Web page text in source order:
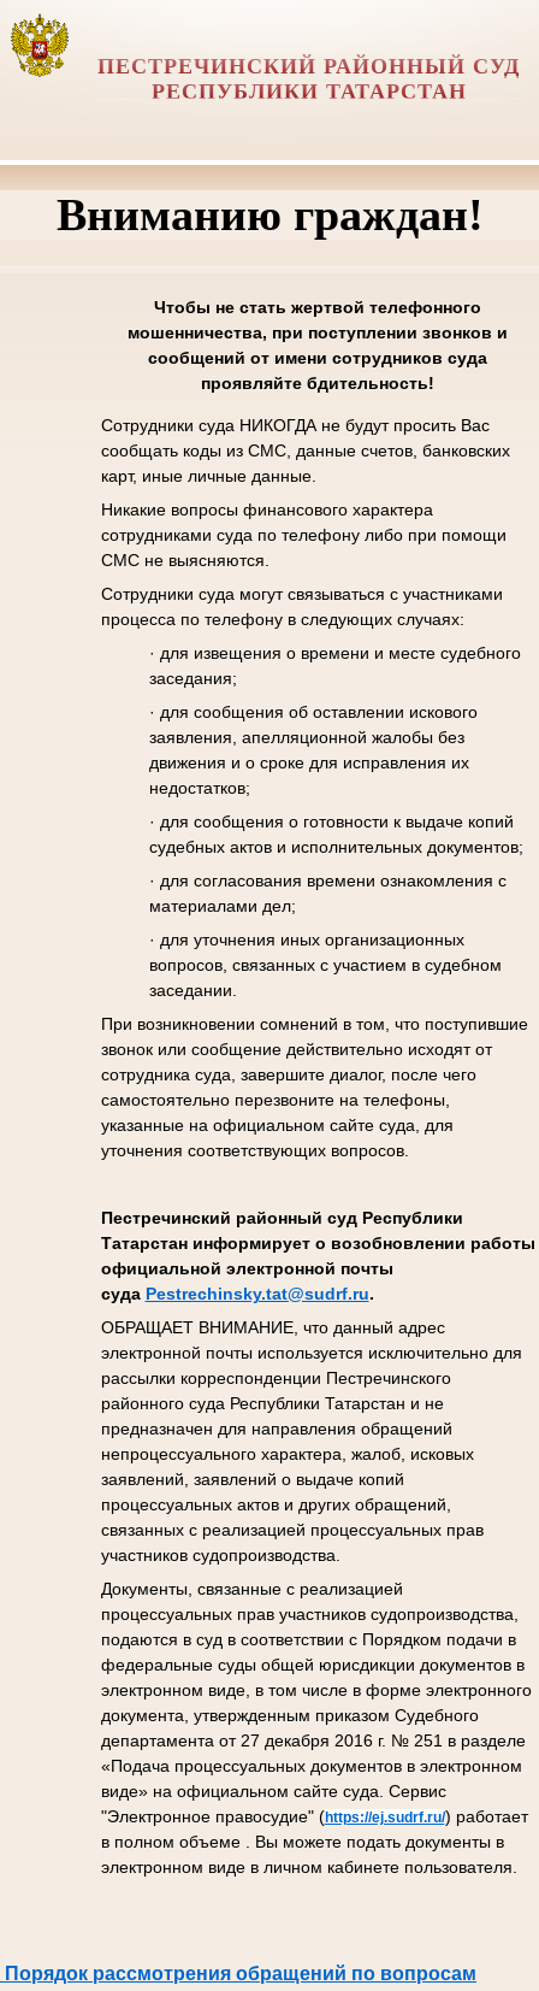
ПЕСТРЕЧИНСКИЙ РАЙОННЫЙ СУД
РЕСПУБЛИКИ ТАТАРСТАН
Вниманию граждан!
Чтобы не стать жертвой телефонного
мошенничества, при поступлении звонков и
сообщений от имени сотрудников суда
проявляйте бдительность!
Сотрудники суда НИКОГДА не будут просить Вас
сообщать коды из СМС, данные счетов, банковских
карт, иные личные данные.
Никакие вопросы финансового характера
сотрудниками суда по телефону либо при помощи
СМС не выясняются.
Сотрудники суда могут связываться с участниками
процесса по телефону в следующих случаях:
· для извещения о времени и месте судебного
заседания;
· для сообщения об оставлении искового
заявления, апелляционной жалобы без
движения и о сроке для исправления их
недостатков;
· для сообщения о готовности к выдаче копий
судебных актов и исполнительных документов;
· для согласования времени ознакомления с
материалами дел;
· для уточнения иных организационных
вопросов, связанных с участием в судебном
заседании.
При возникновении сомнений в том, что поступившие
звонок или сообщение действительно исходят от
сотрудника суда, завершите диалог, после чего
самостоятельно перезвоните на телефоны,
указанные на официальном сайте суда, для
уточнения соответствующих вопросов.
Пестречинский районный суд Республики
Татарстан информирует о возобновлении работы
официальной электронной почты
суда Pestrechinsky.tat@sudrf.ru.
ОБРАЩАЕТ ВНИМАНИЕ, что данный адрес
электронной почты используется исключительно для
рассылки корреспонденции Пестречинского
районного суда Республики Татарстан и не
предназначен для направления обращений
непроцессуального характера, жалоб, исковых
заявлений, заявлений о выдаче копий
процессуальных актов и других обращений,
связанных с реализацией процессуальных прав
участников судопроизводства.
Документы, связанные с реализацией
процессуальных прав участников судопроизводства,
подаются в суд в соответствии с Порядком подачи в
федеральные суды общей юрисдикции документов в
электронном виде, в том числе в форме электронного
документа, утвержденным приказом Судебного
департамента от 27 декабря 2016 г. № 251 в разделе
«Подача процессуальных документов в электронном
виде» на официальном сайте суда. Сервис
"Электронное правосудие" (https://ej.sudrf.ru/) работает
в полном объеме . Вы можете подать документы в
электронном виде в личном кабинете пользователя.
Порядок рассмотрения обращений по вопросам